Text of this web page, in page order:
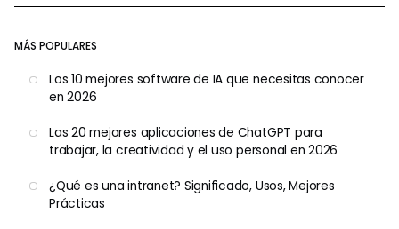
MÁS POPULARES
Los 10 mejores software de IA que necesitas conocer
en 2026
Las 20 mejores aplicaciones de ChatGPT para
trabajar, la creatividad y el uso personal en 2026
¿Qué es una intranet? Significado, Usos, Mejores
Prácticas